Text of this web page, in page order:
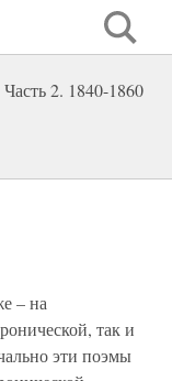
2. 1840-1860
– на
так и
эти поэмы